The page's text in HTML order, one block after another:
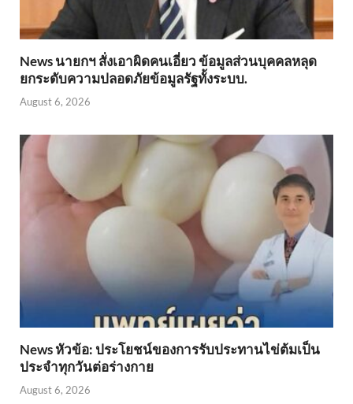
News นายกฯ สั่งเอาผิดคนเอี่ยว ข้อมูลส่วนบุคคลหลุด
ยกระดับความปลอดภัยข้อมูลรัฐทั้งระบบ.
August 6, 2026
News หัวข้อ: ประโยชน์ของการรับประทานไข่ต้มเป็น
ประจำทุกวันต่อร่างกาย
August 6, 2026